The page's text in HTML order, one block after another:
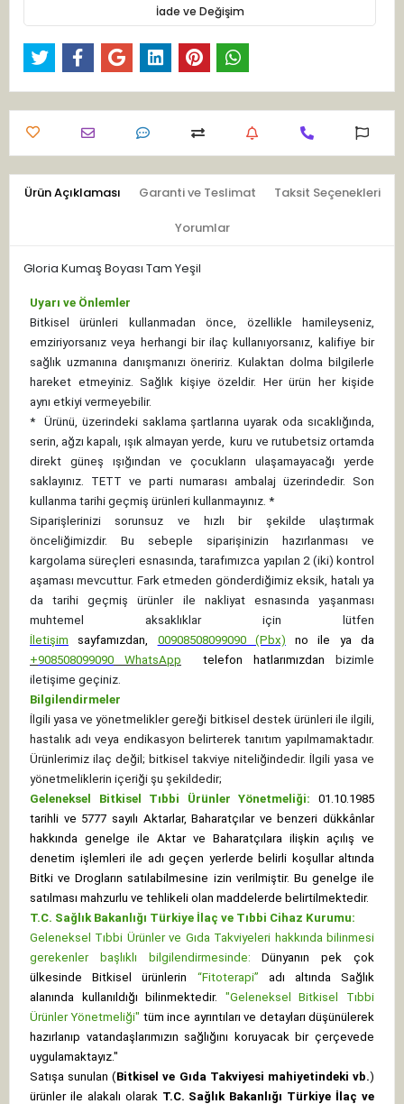
İade ve Değişim
Ürün Açıklaması Garanti ve Teslimat Taksit Seçenekleri
Yorumlar
Gloria Kumaş Boyası Tam Yeşil
Uyarı ve Önlemler
Bitkisel ürünleri kullanmadan önce, özellikle hamileyseniz,
emziriyorsanız veya herhangi bir ilaç kullanıyorsanız, kalifiye bir
sağlık uzmanına danışmanızı öneririz. Kulaktan dolma bilgilerle
hareket etmeyiniz. Sağlık kişiye özeldir. Her ürün her kişide
aynı etkiyi vermeyebilir.
*
Ürünü, üzerindeki saklama şartlarına uyarak oda sıcaklığında,
serin, ağzı kapalı, ışık almayan yerde, kuru ve rutubetsiz ortamda
direkt güneş ışığından ve çocukların ulaşamayacağı yerde
saklayınız. TETT ve parti numarası ambalaj üzerindedir. Son
kullanma tarihi geçmiş ürünleri kullanmayınız. *
Siparişlerinizi sorunsuz ve hızlı bir şekilde ulaştırmak
önceliğimizdir. Bu sebeple siparişinizin hazırlanması ve
kargolama süreçleri esnasında, tarafımızca yapılan 2 (iki) kontrol
aşaması mevcuttur. Fark etmeden gönderdiğimiz eksik, hatalı ya
da tarihi geçmiş ürünler ile nakliyat esnasında yaşanması
muhtemel aksaklıklar için lütfen
İletişim
sayfamızdan, 00908508099090 (Pbx) no ile ya da
+908508099090 WhatsApp telefon hatlarımızdan bizimle
iletişime geçiniz.
Bilgilendirmeler
İlgili yasa ve yönetmelikler gereği bitkisel destek ürünleri ile ilgili,
hastalık adı veya endikasyon belirterek tanıtım yapılmamaktadır.
Ürünlerimiz ilaç değil; bitkisel takviye niteliğindedir. İlgili yasa ve
yönetmeliklerin içeriği şu şekildedir;
Geleneksel Bitkisel Tıbbi Ürünler Yönetmeliği: 01.10.1985
tarihli ve 5777 sayılı Aktarlar, Baharatçılar ve benzeri dükkânlar
hakkında genelge ile Aktar ve Baharatçılara ilişkin açılış ve
denetim işlemleri ile adı geçen yerlerde belirli koşullar altında
Bitki ve Drogların satılabilmesine izin verilmiştir. Bu genelge ile
satılması mahzurlu ve tehlikeli olan maddelerde belirtilmektedir.
T.C. Sağlık Bakanlığı Türkiye İlaç ve Tıbbi Cihaz Kurumu:
Geleneksel Tıbbi Ürünler ve Gıda Takviyeleri hakkında bilinmesi
gerekenler başlıklı bilgilendirmesinde:
Dünyanın pek çok
ülkesinde Bitkisel ürünlerin “Fitoterapi” adı altında Sağlık
alanında kullanıldığı bilinmektedir. "Geleneksel Bitkisel Tıbbi
Ürünler Yönetmeliği" tüm ince ayrıntıları ve detayları düşünülerek
hazırlanıp vatandaşlarımızın sağlığını koruyacak bir çerçevede
uygulamaktayız."
Satışa sunulan (Bitkisel ve Gıda Takviyesi mahiyetindeki vb.)
ürünler ile alakalı olarak T.C. Sağlık Bakanlığı Türkiye İlaç ve